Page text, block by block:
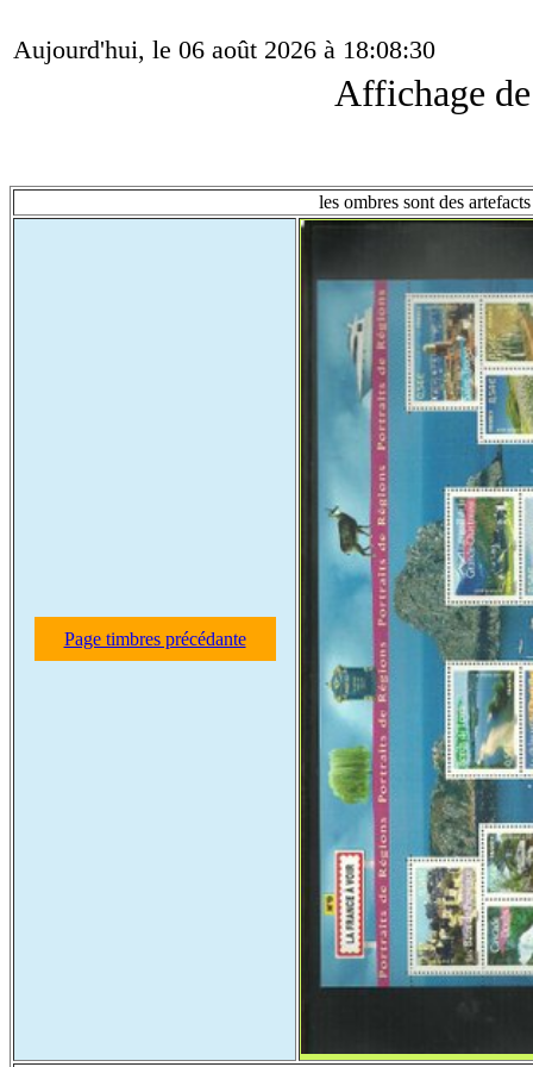
Aujourd'hui, le 06 août 2026 à 18:08:30
Affichage
les ombres sont des
Page timbres précédante